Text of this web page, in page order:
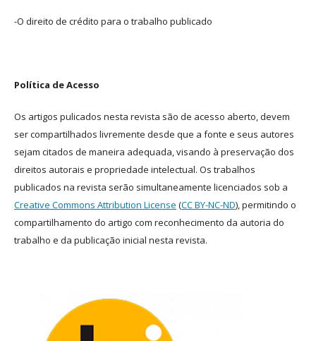
-O direito de crédito para o trabalho publicado
Política de Acesso
Os artigos pulicados nesta revista são de acesso aberto, devem
ser compartilhados livremente desde que a fonte e seus autores
sejam citados de maneira adequada, visando à preservação dos
direitos autorais e propriedade intelectual. Os trabalhos
publicados na revista serão simultaneamente licenciados sob a
Creative Commons Attribution License (CC BY-NC-ND), permitindo o
compartilhamento do artigo com reconhecimento da autoria do
trabalho e da publicação inicial nesta revista.